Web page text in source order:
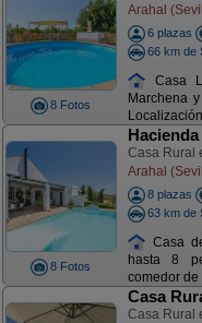
8 Fotos
Arahal
6 plazas
66 km de
Casa
Marchena
8 Fotos
Casa Rural
Arahal
8 plazas
63 km de
Casa
hasta 8
comedor de
Casa
Casa Rural